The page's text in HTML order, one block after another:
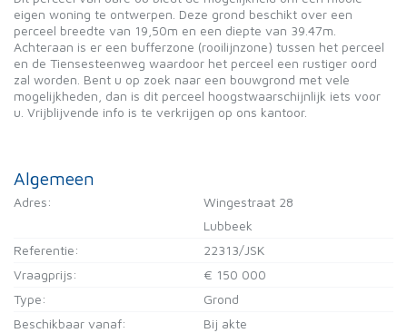
eigen woning te ontwerpen. Deze grond beschikt over een
perceel breedte van 19,50m en een diepte van 39.47m.
Achteraan is er een bufferzone (rooilijnzone) tussen het perceel
en de Tiensesteenweg waardoor het perceel een rustiger oord
zal worden. Bent u op zoek naar een bouwgrond met vele
mogelijkheden, dan is dit perceel hoogstwaarschijnlijk iets voor
u. Vrijblijvende info is te verkrijgen op ons kantoor.
Algemeen
Adres:
Wingestraat 28
Lubbeek
Referentie:
22313/JSK
Vraagprijs:
€ 150 000
Type:
Grond
Beschikbaar vanaf:
Bij akte